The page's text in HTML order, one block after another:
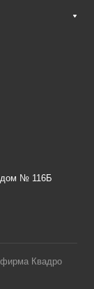
дом № 116Б
Квадро